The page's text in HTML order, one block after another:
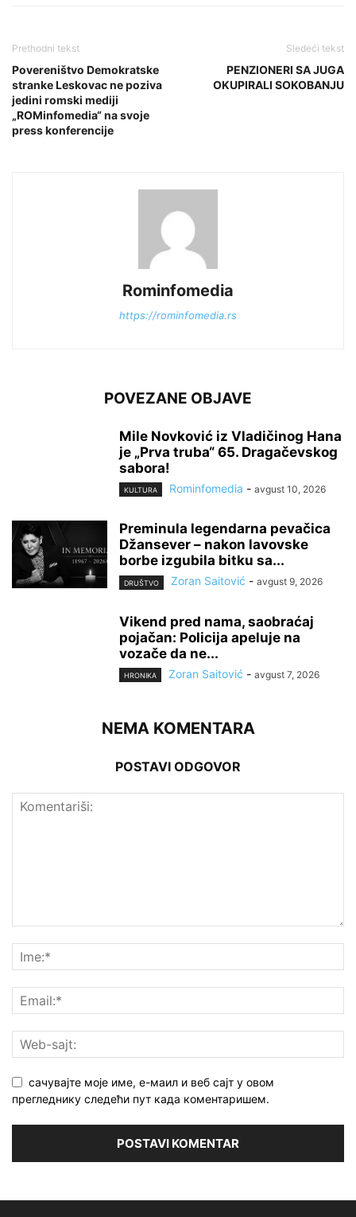
Prethodni tekst
Povereništvo Demokratske
stranke Leskovac ne poziva
jedini romski mediji
„ROMinfomedia“ na svoje
press konferencije
Sledeći tekst
PENZIONERI SA JUGA
OKUPIRALI SOKOBANJU
Rominfomedia
https://rominfomedia.rs
POVEZANE OBJAVE
Mile Novković iz Vladičinog Hana
je „Prva truba“ 65. Dragačevskog
sabora!
KULTURA Rominfomedia - avgust 10, 2026
Preminula legendarna pevačica
Džansever – nakon lavovske
borbe izgubila bitku sa...
DRUŠTVO Zoran Saitović - avgust 9, 2026
Vikend pred nama, saobraćaj
pojačan: Policija apeluje na
vozače da ne...
HRONIKA Zoran Saitović - avgust 7, 2026
NEMA KOMENTARA
POSTAVI ODGOVOR
сачувајте моје име, е-маил и веб сајт у овом
прегледнику следећи пут када коментаришем.